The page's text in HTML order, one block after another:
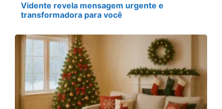
Vidente revela mensagem urgente e
transformadora para você